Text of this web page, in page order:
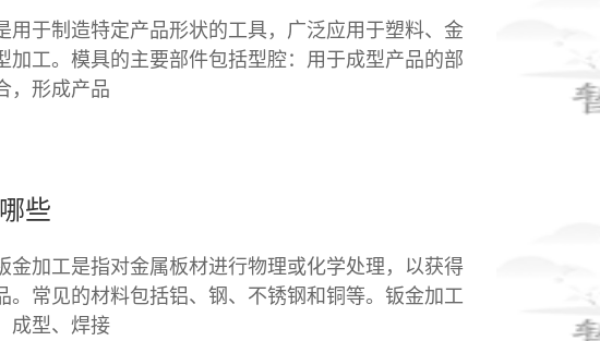
用于制造特定产品形状的工具，广泛应用于塑料、金
加工。模具的主要部件包括型腔：用于成型产品的部
，形成产品
些
金加工是指对金属板材进行物理或化学处理，以获得
。常见的材料包括铝、钢、不锈钢和铜等。钣金加工
成型、焊接